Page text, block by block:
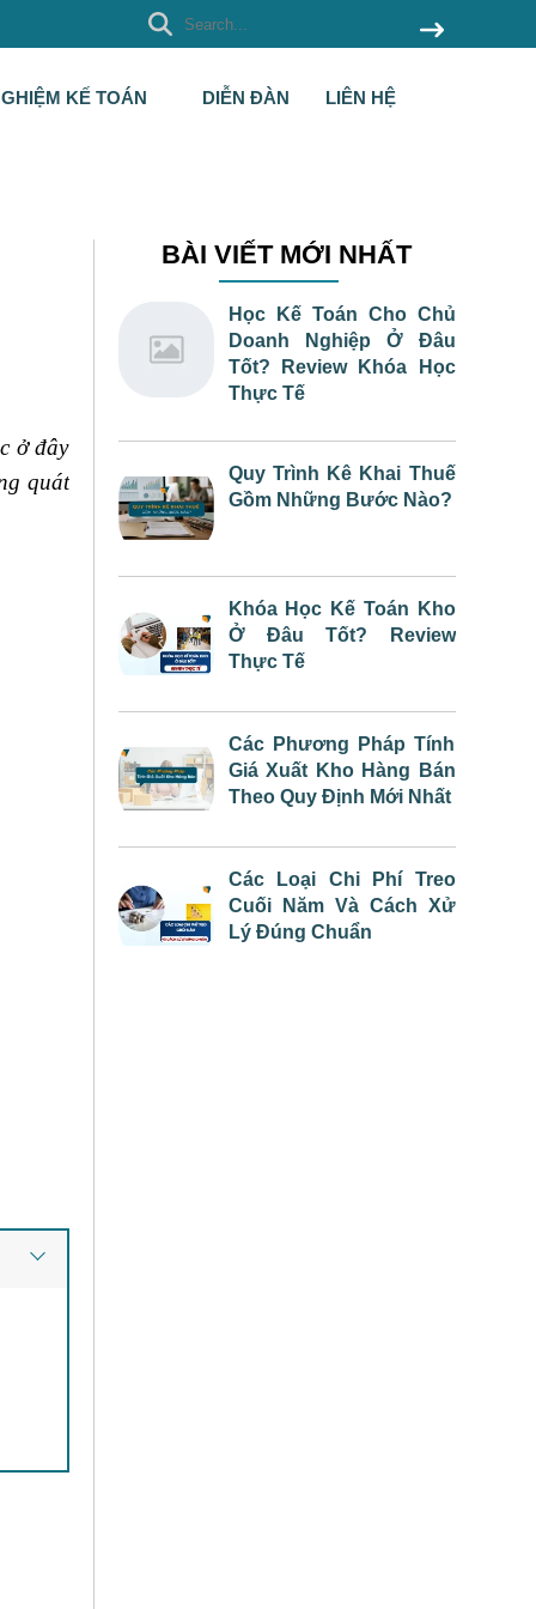
KẾ TOÁN DIỄN ĐÀN LIÊN HỆ
ở đây
quát
BÀI VIẾT MỚI NHẤT
Học Kế Toán Cho Chủ
Doanh Nghiệp Ở Đâu
Tốt? Review Khóa Học
Thực Tế
Quy Trình Kê Khai Thuế
Gồm Những Bước Nào?
Khóa Học Kế Toán Kho
Ở Đâu Tốt? Review
Thực Tế
Các Phương Pháp Tính
Giá Xuất Kho Hàng Bán
Theo Quy Định Mới Nhất
Các Loại Chi Phí Treo
Cuối Năm Và Cách Xử
Lý Đúng Chuẩn